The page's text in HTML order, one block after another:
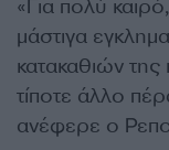
«Για πολύ
μάστιγα
κατακαθιών
τίποτε άλλο
ανέφερε ο